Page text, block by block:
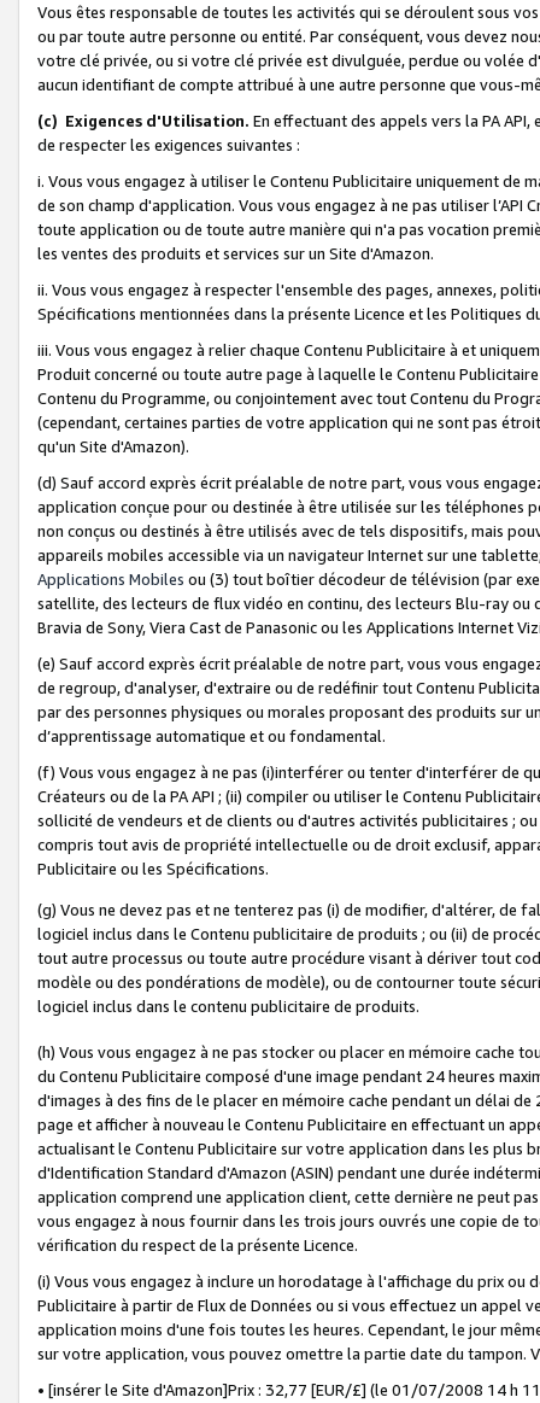
Vous êtes responsable de toutes les activités qui se déroulent sous
ou par toute autre personne ou entité. Par conséquent, vous devez
votre clé privée, ou si votre clé privée est divulguée, perdue ou volée
aucun identifiant de compte attribué à une autre personne que vous-
(c) Exigences d'Utilisation. En effectuant des appels vers la PA
de respecter les exigences suivantes :
i. Vous vous engagez à utiliser le Contenu Publicitaire uniquement de
de son champ d'application. Vous vous engagez à ne pas utiliser l’API
toute application ou de toute autre manière qui n'a pas vocation
les ventes des produits et services sur un Site d'Amazon.
ii. Vous vous engagez à respecter l'ensemble des pages, annexes,
Spécifications mentionnées dans la présente Licence et les Politiques
iii. Vous vous engagez à relier chaque Contenu Publicitaire à et
Produit concerné ou toute autre page à laquelle le Contenu
Contenu du Programme, ou conjointement avec tout Contenu du
(cependant, certaines parties de votre application qui ne sont pas
qu'un Site d'Amazon).
(d) Sauf accord exprès écrit préalable de notre part, vous vous
application conçue pour ou destinée à être utilisée sur les téléphones
non conçus ou destinés à être utilisés avec de tels dispositifs, mais
appareils mobiles accessible via un navigateur Internet sur une
Applications Mobiles ou (3) tout boîtier décodeur de télévision (par
satellite, des lecteurs de flux vidéo en continu, des lecteurs Blu-ray
Bravia de Sony, Viera Cast de Panasonic ou les Applications Internet
(e) Sauf accord exprès écrit préalable de notre part, vous vous
de regroup, d'analyser, d'extraire ou de redéfinir tout Contenu
par des personnes physiques ou morales proposant des produits sur
d’apprentissage automatique et ou fondamental.
(f) Vous vous engagez à ne pas (i)interférer ou tenter d'interférer de
Créateurs ou de la PA API ; (ii) compiler ou utiliser le Contenu
sollicité de vendeurs et de clients ou d'autres activités publicitaires ;
compris tout avis de propriété intellectuelle ou de droit exclusif,
Publicitaire ou les Spécifications.
(g) Vous ne devez pas et ne tenterez pas (i) de modifier, d'altérer, de
logiciel inclus dans le Contenu publicitaire de produits ; ou (ii) de
tout autre processus ou toute autre procédure visant à dériver tout
modèle ou des pondérations de modèle), ou de contourner toute
logiciel inclus dans le contenu publicitaire de produits.
(h) Vous vous engagez à ne pas stocker ou placer en mémoire cache
du Contenu Publicitaire composé d'une image pendant 24 heures
d'images à des fins de le placer en mémoire cache pendant un délai
page et afficher à nouveau le Contenu Publicitaire en effectuant un
actualisant le Contenu Publicitaire sur votre application dans les plus
d'Identification Standard d'Amazon (ASIN) pendant une durée
application comprend une application client, cette dernière ne peut
vous engagez à nous fournir dans les trois jours ouvrés une copie de
vérification du respect de la présente Licence.
(i) Vous vous engagez à inclure un horodatage à l'affichage du prix
Publicitaire à partir de Flux de Données ou si vous effectuez un appel
application moins d'une fois toutes les heures. Cependant, le jour
sur votre application, vous pouvez omettre la partie date du tampon.
• [insérer le Site d'Amazon]Prix : 32,77 [EUR/£] (le 01/07/2008 14 h